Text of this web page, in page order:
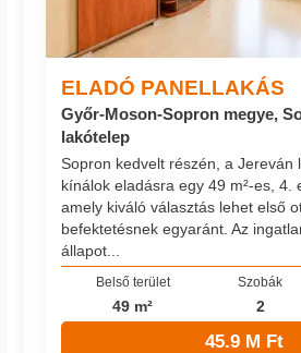
ELADÓ PANELLAKÁS
Győr-Moson-Sopron megye,
lakótelep
Sopron kedvelt részén, a Jereván
kínálok eladásra egy 49 m²-es, 4.
amely kiváló választás lehet első
befektetésnek egyaránt. Az
állapot...
Belső terület
49 m²
Szobák
2
45.9 M Ft